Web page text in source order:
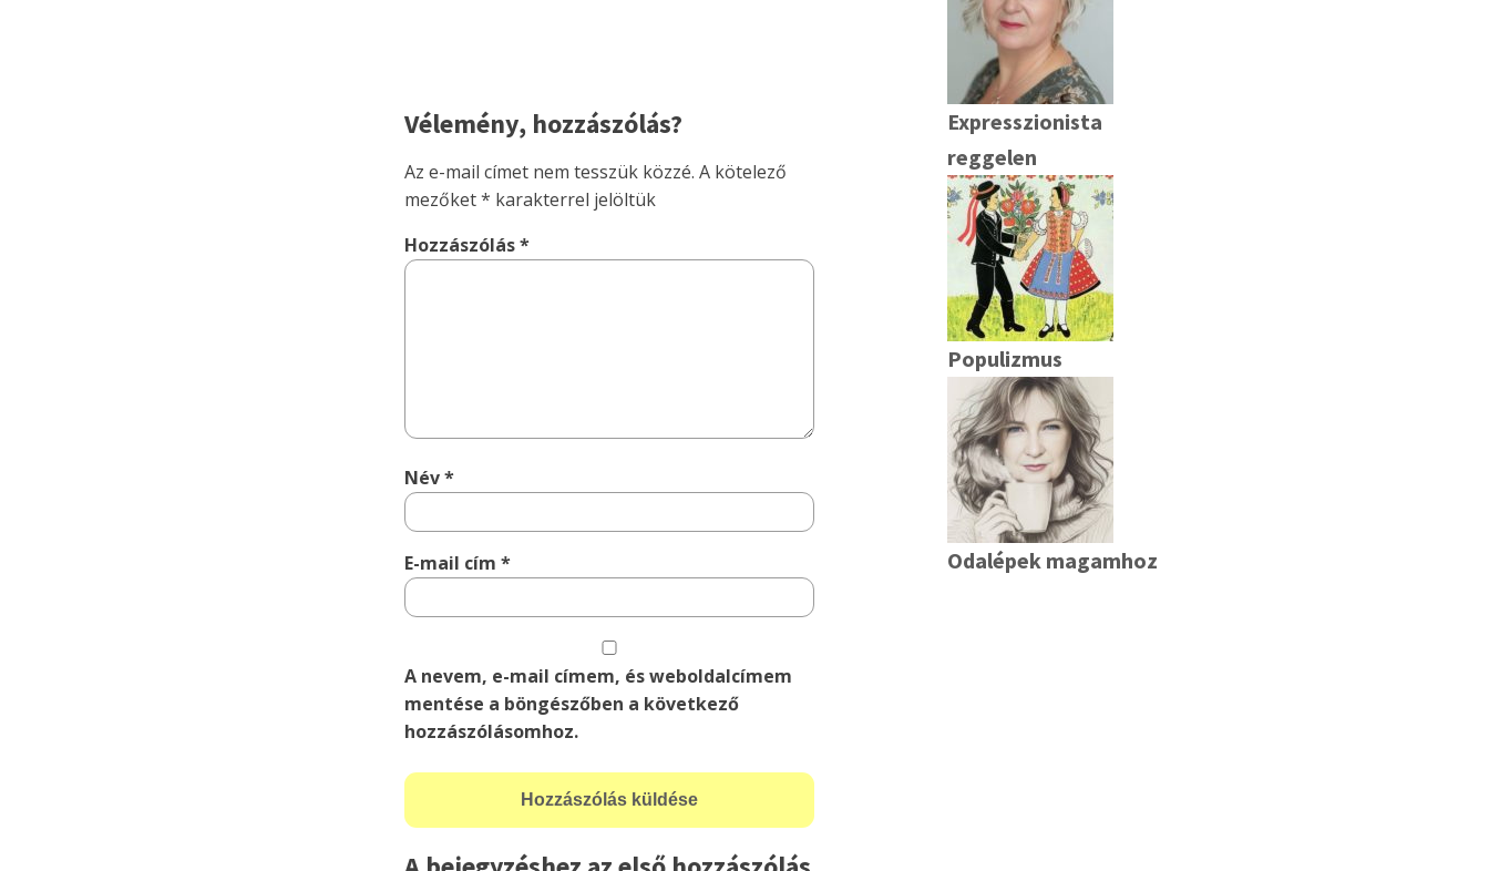
Vélemény, hozzászólás?
Az e-mail címet nem tesszük közzé. A kötelező
mezőket* karakterrel jelöltük
Hozzászólás*
Név*
E-mail cím *
A nevem, e-mail címem, és weboldalcímem
mentése a böngészőben a következő
hozzászólásomhoz.
Expresszionista
reggelen
Populizmus
Odalépek magamhoz